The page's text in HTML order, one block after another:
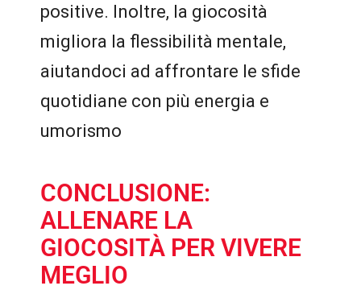
positive. Inoltre, la giocosità
migliora la flessibilità mentale,
aiutandoci ad affrontare le sfide
quotidiane con più energia e
umorismo
CONCLUSIONE:
ALLENARE LA
GIOCOSITÀ PER VIVERE
MEGLIO